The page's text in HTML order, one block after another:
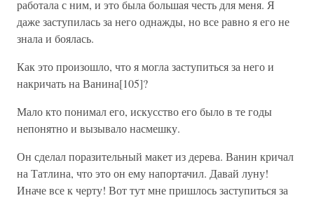
работала с ним, и это была большая честь для меня. Я
даже заступилась за него однажды, но все равно я его не
знала и боялась.
Как это произошло, что я могла заступиться за него и
накричать на Ванина[105]?
Мало кто понимал его, искусство его было в те годы
непонятно и вызывало насмешку.
Он сделал поразительный макет из дерева. Ванин кричал
на Татлина, что это он ему напортачил. Давай луну!
Иначе все к черту! Вот тут мне пришлось заступиться за